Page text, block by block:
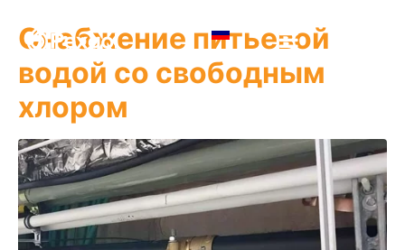
Снабжение питьевой
водой со свободным
хлором